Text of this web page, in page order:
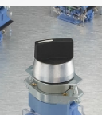
রিং প্রধান ইউনিট